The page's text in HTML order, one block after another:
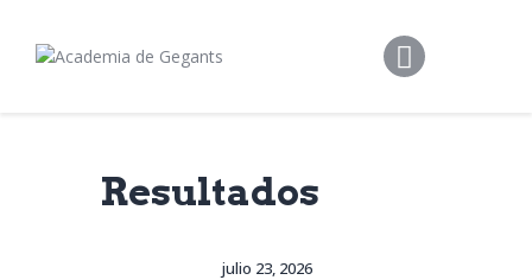
Tecnicamp
Gegants Camp
Resultados
julio 23, 2026